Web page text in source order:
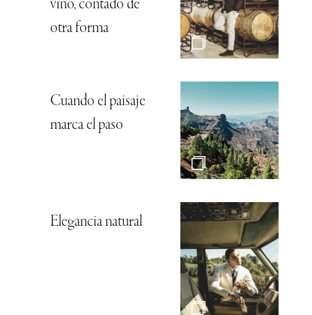
vino, contado de
otra forma
Cuando el paisaje
marca el paso
Elegancia natural